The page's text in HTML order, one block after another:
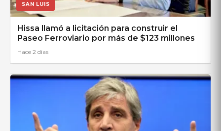
SAN LUIS
Hissa llamó a licitación para construir el
Paseo Ferroviario por más de $123 millones
Hace 2 dias